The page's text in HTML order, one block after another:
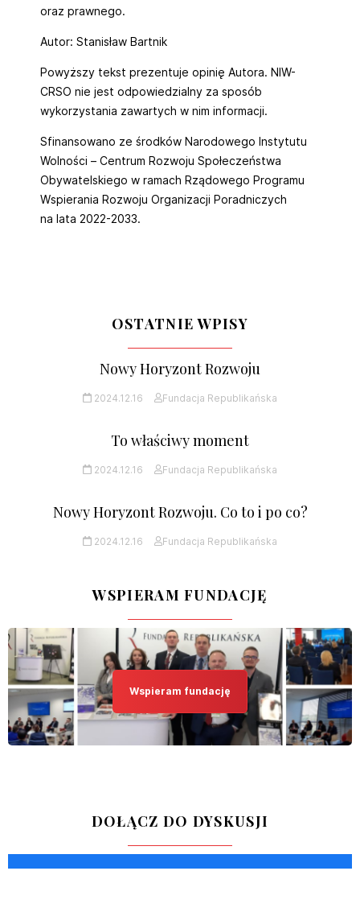
oraz prawnego.
Autor: Stanisław Bartnik
Powyższy tekst prezentuje opinię Autora. NIW-
CRSO nie jest odpowiedzialny za sposób
wykorzystania zawartych w nim informacji.
Sfinansowano ze środków Narodowego Instytutu
Wolności – Centrum Rozwoju Społeczeństwa
Obywatelskiego w ramach Rządowego Programu
Wspierania Rozwoju Organizacji Poradniczych
na lata 2022-2033.
OSTATNIE WPISY
Nowy Horyzont Rozwoju
2024.12.16 Fundacja Republikańska
To właściwy moment
2024.12.16 Fundacja Republikańska
Nowy Horyzont Rozwoju. Co to i po co?
2024.12.16 Fundacja Republikańska
WSPIERAM FUNDACJĘ
Wspieram fundację
DOŁĄCZ DO DYSKUSJI